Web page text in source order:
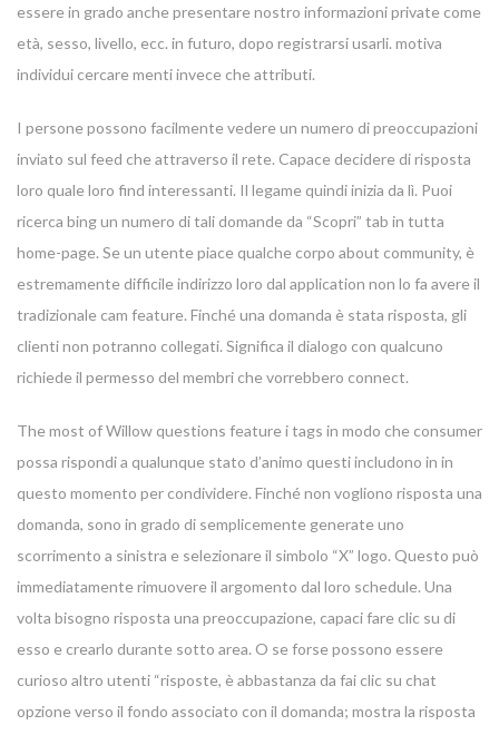
essere in grado anche presentare nostro informazioni private come
età, sesso, livello, ecc. in futuro, dopo registrarsi usarli. motiva
individui cercare menti invece che attributi.
I persone possono facilmente vedere un numero di preoccupazioni
inviato sul feed che attraverso il rete. Capace decidere di risposta
loro quale loro find interessanti. Il legame quindi inizia da lì. Puoi
ricerca bing un numero di tali domande da “Scopri” tab in tutta
home-page. Se un utente piace qualche corpo about community, è
estremamente difficile indirizzo loro dal application non lo fa avere il
tradizionale cam feature. Finché una domanda è stata risposta, gli
clienti non potranno collegati. Significa il dialogo con qualcuno
richiede il permesso del membri che vorrebbero connect.
The most of Willow questions feature i tags in modo che consumer
possa rispondi a qualunque stato d’animo questi includono in in
questo momento per condividere. Finché non vogliono risposta una
domanda, sono in grado di semplicemente generate uno
scorrimento a sinistra e selezionare il simbolo “X” logo. Questo può
immediatamente rimuovere il argomento dal loro schedule. Una
volta bisogno risposta una preoccupazione, capaci fare clic su di
esso e crearlo durante sotto area. O se forse possono essere
curioso altro utenti “risposte, è abbastanza da fai clic su chat
opzione verso il fondo associato con il domanda; mostra la risposta